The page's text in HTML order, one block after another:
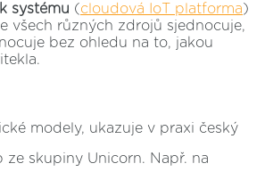
systému (cloudová IoT platforma)
všech různých zdrojů sjednocuje,
bez ohledu na to, jakou
modely, ukazuje v praxi český
ze skupiny Unicorn. Např. na